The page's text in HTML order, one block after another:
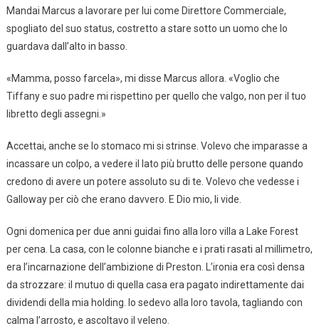
Mandai Marcus a lavorare per lui come Direttore Commerciale,
spogliato del suo status, costretto a stare sotto un uomo che lo
guardava dall’alto in basso.
«Mamma, posso farcela», mi disse Marcus allora. «Voglio che
Tiffany e suo padre mi rispettino per quello che valgo, non per il tuo
libretto degli assegni.»
Accettai, anche se lo stomaco mi si strinse. Volevo che imparasse a
incassare un colpo, a vedere il lato più brutto delle persone quando
credono di avere un potere assoluto su di te. Volevo che vedesse i
Galloway per ciò che erano davvero. E Dio mio, li vide.
Ogni domenica per due anni guidai fino alla loro villa a Lake Forest
per cena. La casa, con le colonne bianche e i prati rasati al millimetro,
era l’incarnazione dell’ambizione di Preston. L’ironia era così densa
da strozzare: il mutuo di quella casa era pagato indirettamente dai
dividendi della mia holding. Io sedevo alla loro tavola, tagliando con
calma l’arrosto, e ascoltavo il veleno.